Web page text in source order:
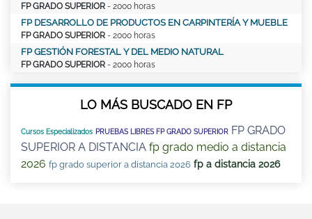
FP GRADO SUPERIOR - 2000 horas
FP DESARROLLO DE PRODUCTOS EN CARPINTERÍA Y MUEBLE
FP GRADO SUPERIOR - 2000 horas
FP GESTIÓN FORESTAL Y DEL MEDIO NATURAL
FP GRADO SUPERIOR - 2000 horas
LO MÁS BUSCADO EN FP
Cursos Especializados PRUEBAS LIBRES FP GRADO SUPERIOR FP GRADO
SUPERIOR A DISTANCIA fp grado medio a distancia
2026 fp grado superior a distancia 2026 fp a distancia 2026